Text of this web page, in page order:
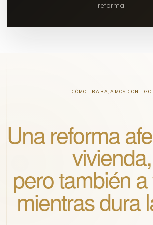
reforma.
CÓMO TRABAJAMOS CONTIGO
Una reforma
vivienda,
pero también
mientras dura